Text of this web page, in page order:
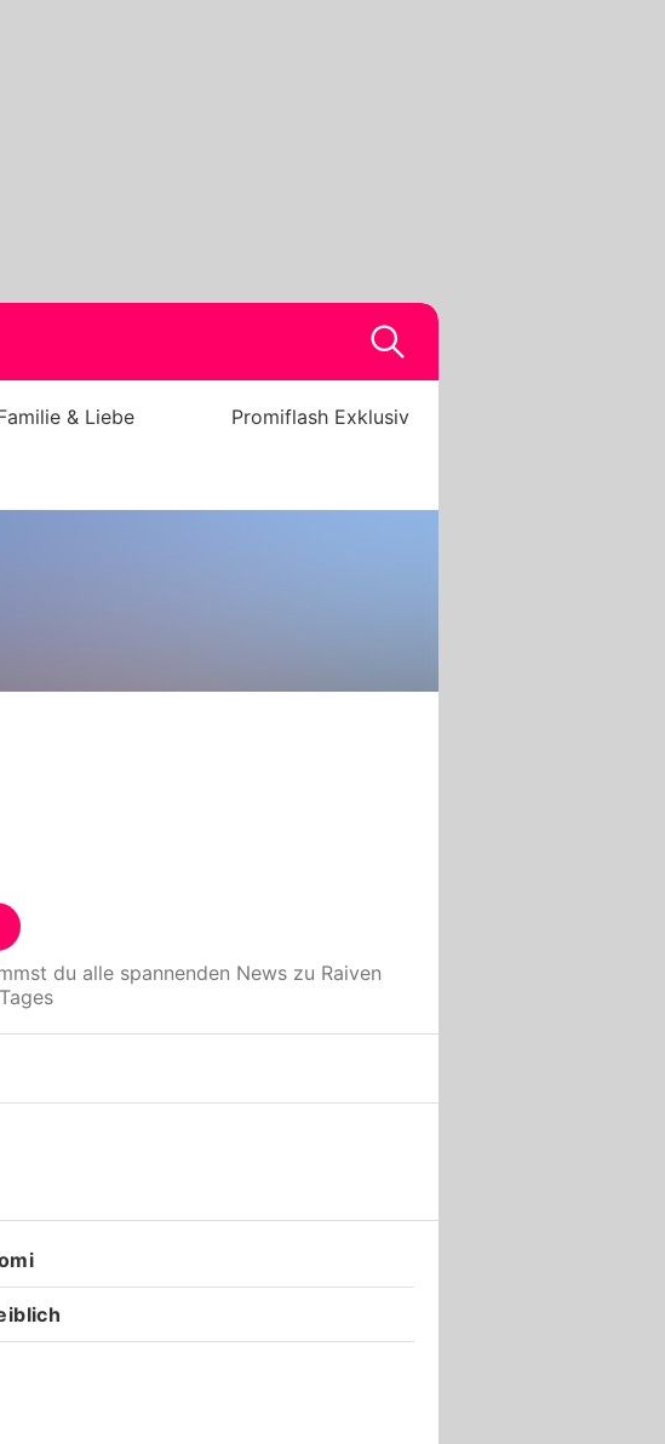
& Liebe Promiflash Exklusiv
du alle spannenden News zu Raiven